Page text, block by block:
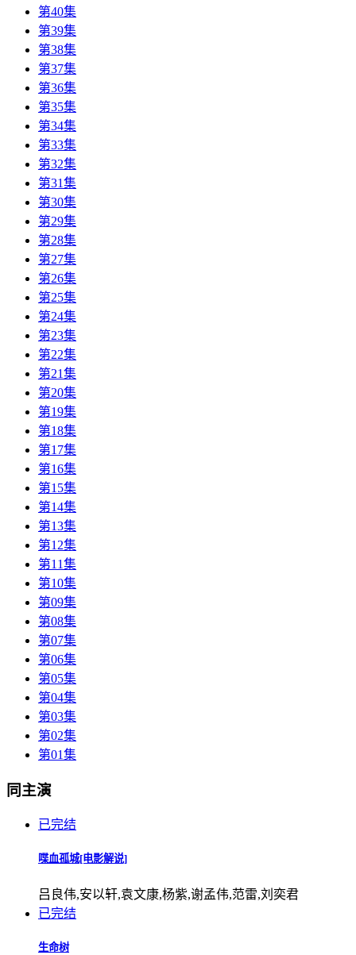
第40集
第39集
第38集
第37集
第36集
第35集
第34集
第33集
第32集
第31集
第30集
第29集
第28集
第27集
第26集
第25集
第24集
第23集
第22集
第21集
第20集
第19集
第18集
第17集
第16集
第15集
第14集
第13集
第12集
第11集
第10集
第09集
第08集
第07集
第06集
第05集
第04集
第03集
第02集
第01集
同主演
已完结
喋血孤城[电影解说]
吕良伟,安以轩,袁文康,杨紫,谢孟伟,范雷,刘奕君
已完结
生命树